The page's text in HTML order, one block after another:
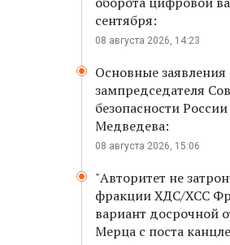
сентября:
08 августа 2026, 14:23
Основные заявления
зампредседателя
безопасности
Медведева:
08 августа 2026, 15:06
"Авторитет не
фракции ХДС/ХСС
вариант досрочной
Мерца с поста